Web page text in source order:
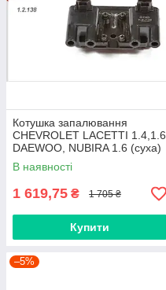
Котушка запалювання
CHEVROLET LACETTI 1.4,1.6
DAEWOO, NUBIRA 1.6 (суха)
/TSN/ "Цитро"
В наявності
1 619,75 ₴ 1 705 ₴
Купити
–5%